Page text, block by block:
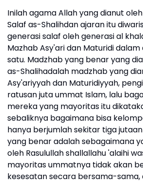
Inilah agama Allah yang dianut
Salaf as-Shalihdan ajaran itu
generasi salaf oleh generasi al
Mazhab Asy'ari dan Maturidi
satu. Madzhab yang benar yang
as-Shalihadalah madzhab yang
Asy'ariyyah dan Maturidiyyah,
ratusan juta ummat Islam, lalu
mereka yang mayoritas itu
sebaliknya bagaimana bisa
hanya berjumlah sekitar tiga
yang benar adalah sebagaimana
oleh Rasulullah shallallahu 'alaihi
mayoritas ummatnya tidak akan
kesesatan secara bersama-sama,